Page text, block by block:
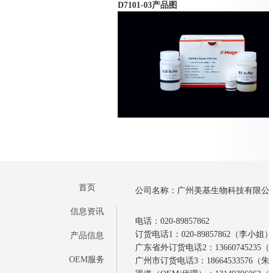
D7101-03产品图
首页
信息资讯
产品信息
OEM服务
公司名称：广州美基生物科技有限
电话：020-89857862
订货电话1：020-89857862（李小姐
广东省外订货电话2：13660745235
广州市订货电话3：18664533576（